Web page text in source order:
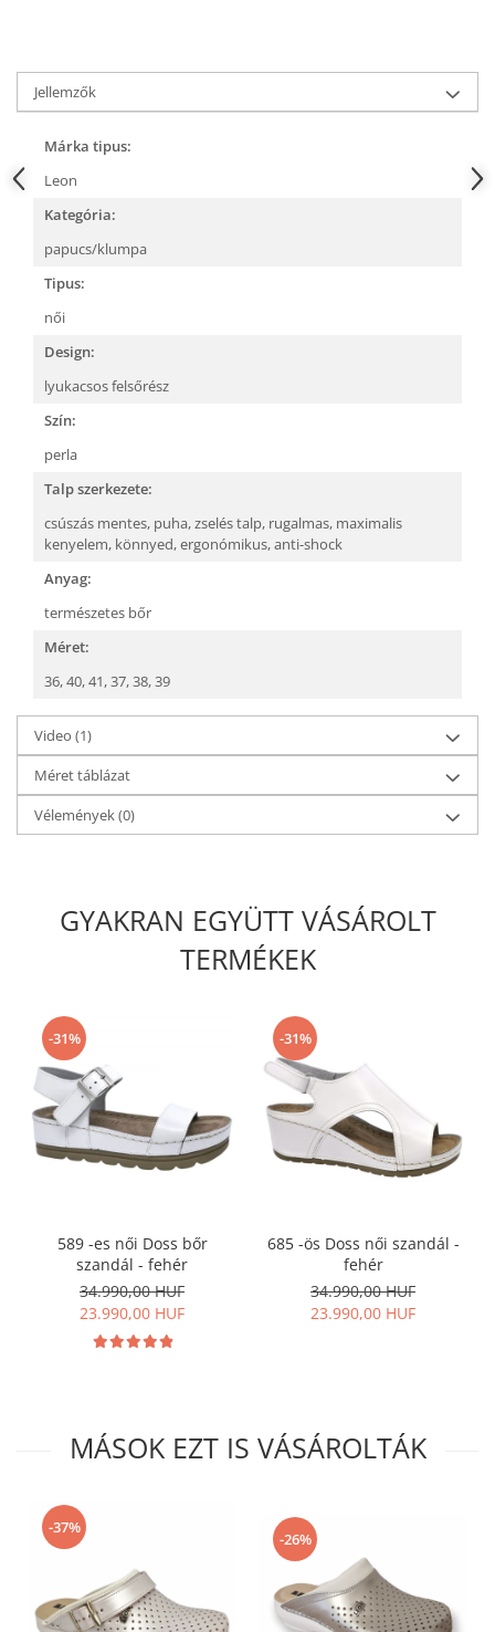
Jellemzők
Márka tipus:
Leon
Kategória:
papucs/klumpa
Tipus:
női
Design:
lyukacsos felsőrész
Szín:
perla
Talp szerkezete:
csúszás mentes, puha, zselés talp, rugalmas, maximalis
kenyelem, könnyed,ergonómikus,anti-shock
Anyag:
természetes bőr
Méret:
36,40,41,37,38,39
Video (1)
Méret táblázat
Vélemények(0)
GYAKRAN EGYÜTT VÁSÁROLT
TERMÉKEK
-31%
589 -es női Doss bőr
szandál - fehér
34.990,00 HUF
23.990,00 HUF
-31%
685 -ös Doss női szandál -
fehér
34.990,00 HUF
23.990,00 HUF
MÁSOK EZT IS VÁSÁROLTÁK
-37%
-26%